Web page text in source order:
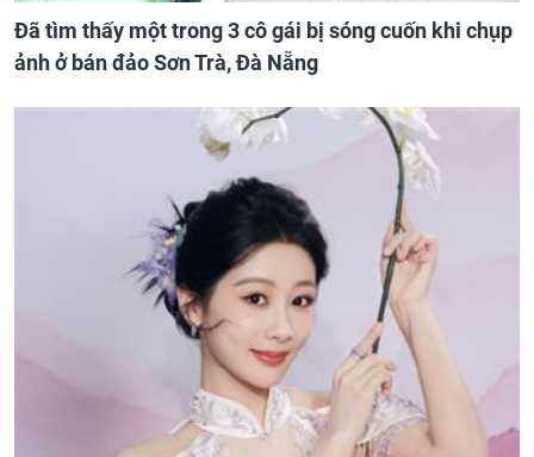
Đã tìm thấy một trong 3 cô gái bị sóng cuốn khi chụp
ảnh ở bán đảo Sơn Trà, Đà Nẵng